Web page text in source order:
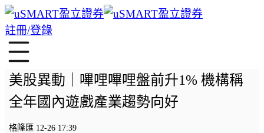
註冊/登錄
美股異動｜嗶哩嗶哩盤前升1% 機構稱
全年國內遊戲產業趨勢向好
格隆匯 12-26 17:39